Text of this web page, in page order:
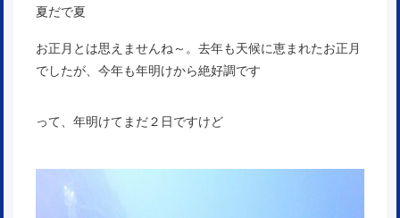
夏だで夏
お正月とは思えませんね～。去年も天候に恵まれたお正月
でしたが、今年も年明けから絶好調です
って、年明けてまだ２日ですけど